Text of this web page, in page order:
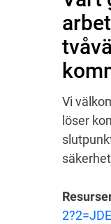
Vi
löser